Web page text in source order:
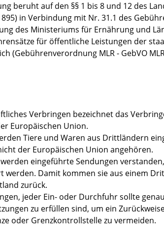
beruht auf den §§ 1 bis 8 und 12 des
895) in Verbindung mit Nr. 31.1 des
des Ministeriums für Ernährung und
für öffentliche Leistungen der
(Gebührenverordnung MLR - GebVO
Verbringen bezeichnet das
Europäischen Union.
Tiere und Waren aus Drittländern
der Europäischen Union angehören.
eingeführte Sendungen
werden. Damit kommen sie aus einem
zurück.
jeder Ein- oder Durchfuhr sollte
zu erfüllen sind, um ein
oder Grenzkontrollstelle zu vermeiden.